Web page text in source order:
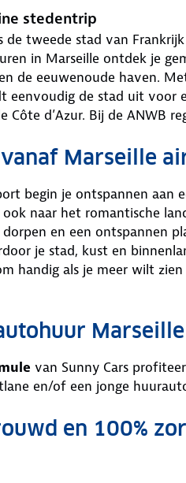
stedentrip
de tweede stad van
in Marseille ontdek je
de eeuwenoude haven.
eenvoudig de stad uit voor
Côte d’Azur. Bij de ANWB
Marseille
begin je ontspannen aan
naar het romantische
en een ontspannen
je stad, kust en
handig als je meer wilt
van Sunny Cars
en/of een jonge
en 100%